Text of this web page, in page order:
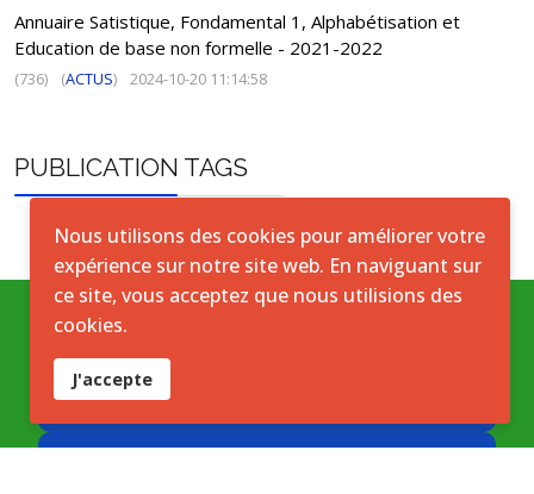
Annuaire Satistique, Fondamental 1, Alphabétisation et
Education de base non formelle - 2021-2022
(736) (ACTUS) 2024-10-20 11:14:58
PUBLICATION TAGS
Accord de licence ouverte
Nous utilisons des cookies pour améliorer votre
expérience sur notre site web. En naviguant sur
ce site, vous acceptez que nous utilisions des
cookies.
J'accepte